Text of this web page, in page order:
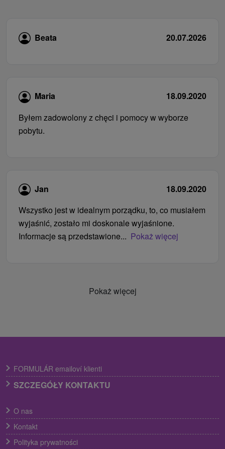
Beata 20.07.2026
Maria
18.09.2020
Byłem zadowolony z chęci i pomocy w wyborze
pobytu.
Jan
18.09.2020
Wszystko jest w idealnym porządku, to, co musiałem
wyjaśnić, zostało mi doskonale wyjaśnione.
Informacje są przedstawione... Pokaż więcej
Pokaż więcej
FORMULÁR emailoví klienti
SZCZEGÓŁY KONTAKTU
O nas
Kontakt
Polityka prywatności